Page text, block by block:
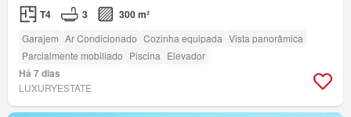
T4 3 300 m²
Garajem Ar Condicionado Cozinha equipada Vista panorâmica
Parcialmente mobiliado Piscina Elevador
Há 7 dias
LUXURYESTATE